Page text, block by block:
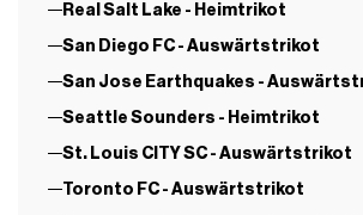
Real Salt Lake - Heimtrikot
San Diego FC - Auswärtstrikot
San Jose Earthquakes -
Seattle Sounders - Heimtrikot
St. Louis CITY SC - Auswärtstrikot
Toronto FC - Auswärtstrikot